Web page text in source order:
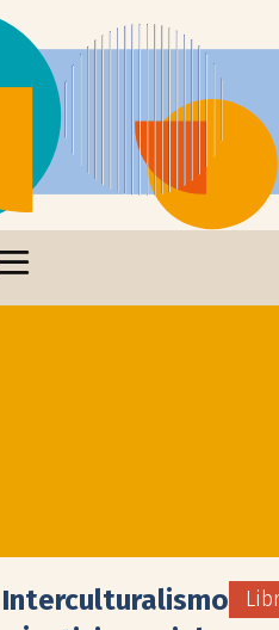
Interculturalismo